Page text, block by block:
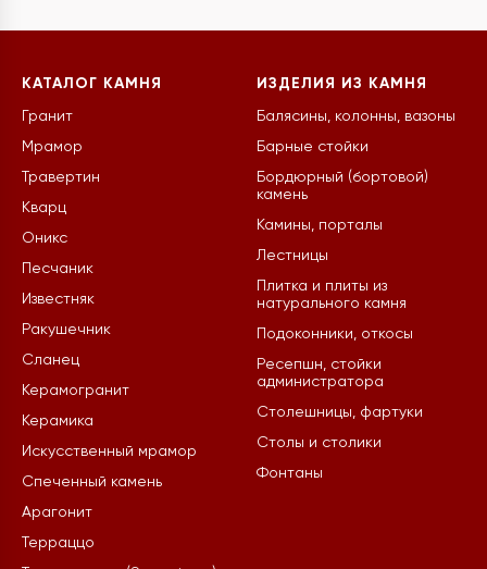
КАТАЛОГ КАМНЯ
Гранит
Мрамор
Травертин
Кварц
Оникс
Песчаник
Известняк
Ракушечник
Сланец
Керамогранит
Керамика
Искусственный мрамор
Спеченный камень
Арагонит
Терраццо
ИЗДЕЛИЯ ИЗ КАМНЯ
Балясины, колонны, вазоны
Барные стойки
Бордюрный (бортовой)
камень
Камины, порталы
Лестницы
Плитка и плиты из
натурального камня
Подоконники, откосы
Ресепшн, стойки
администратора
Столешницы, фартуки
Столы и столики
Фонтаны